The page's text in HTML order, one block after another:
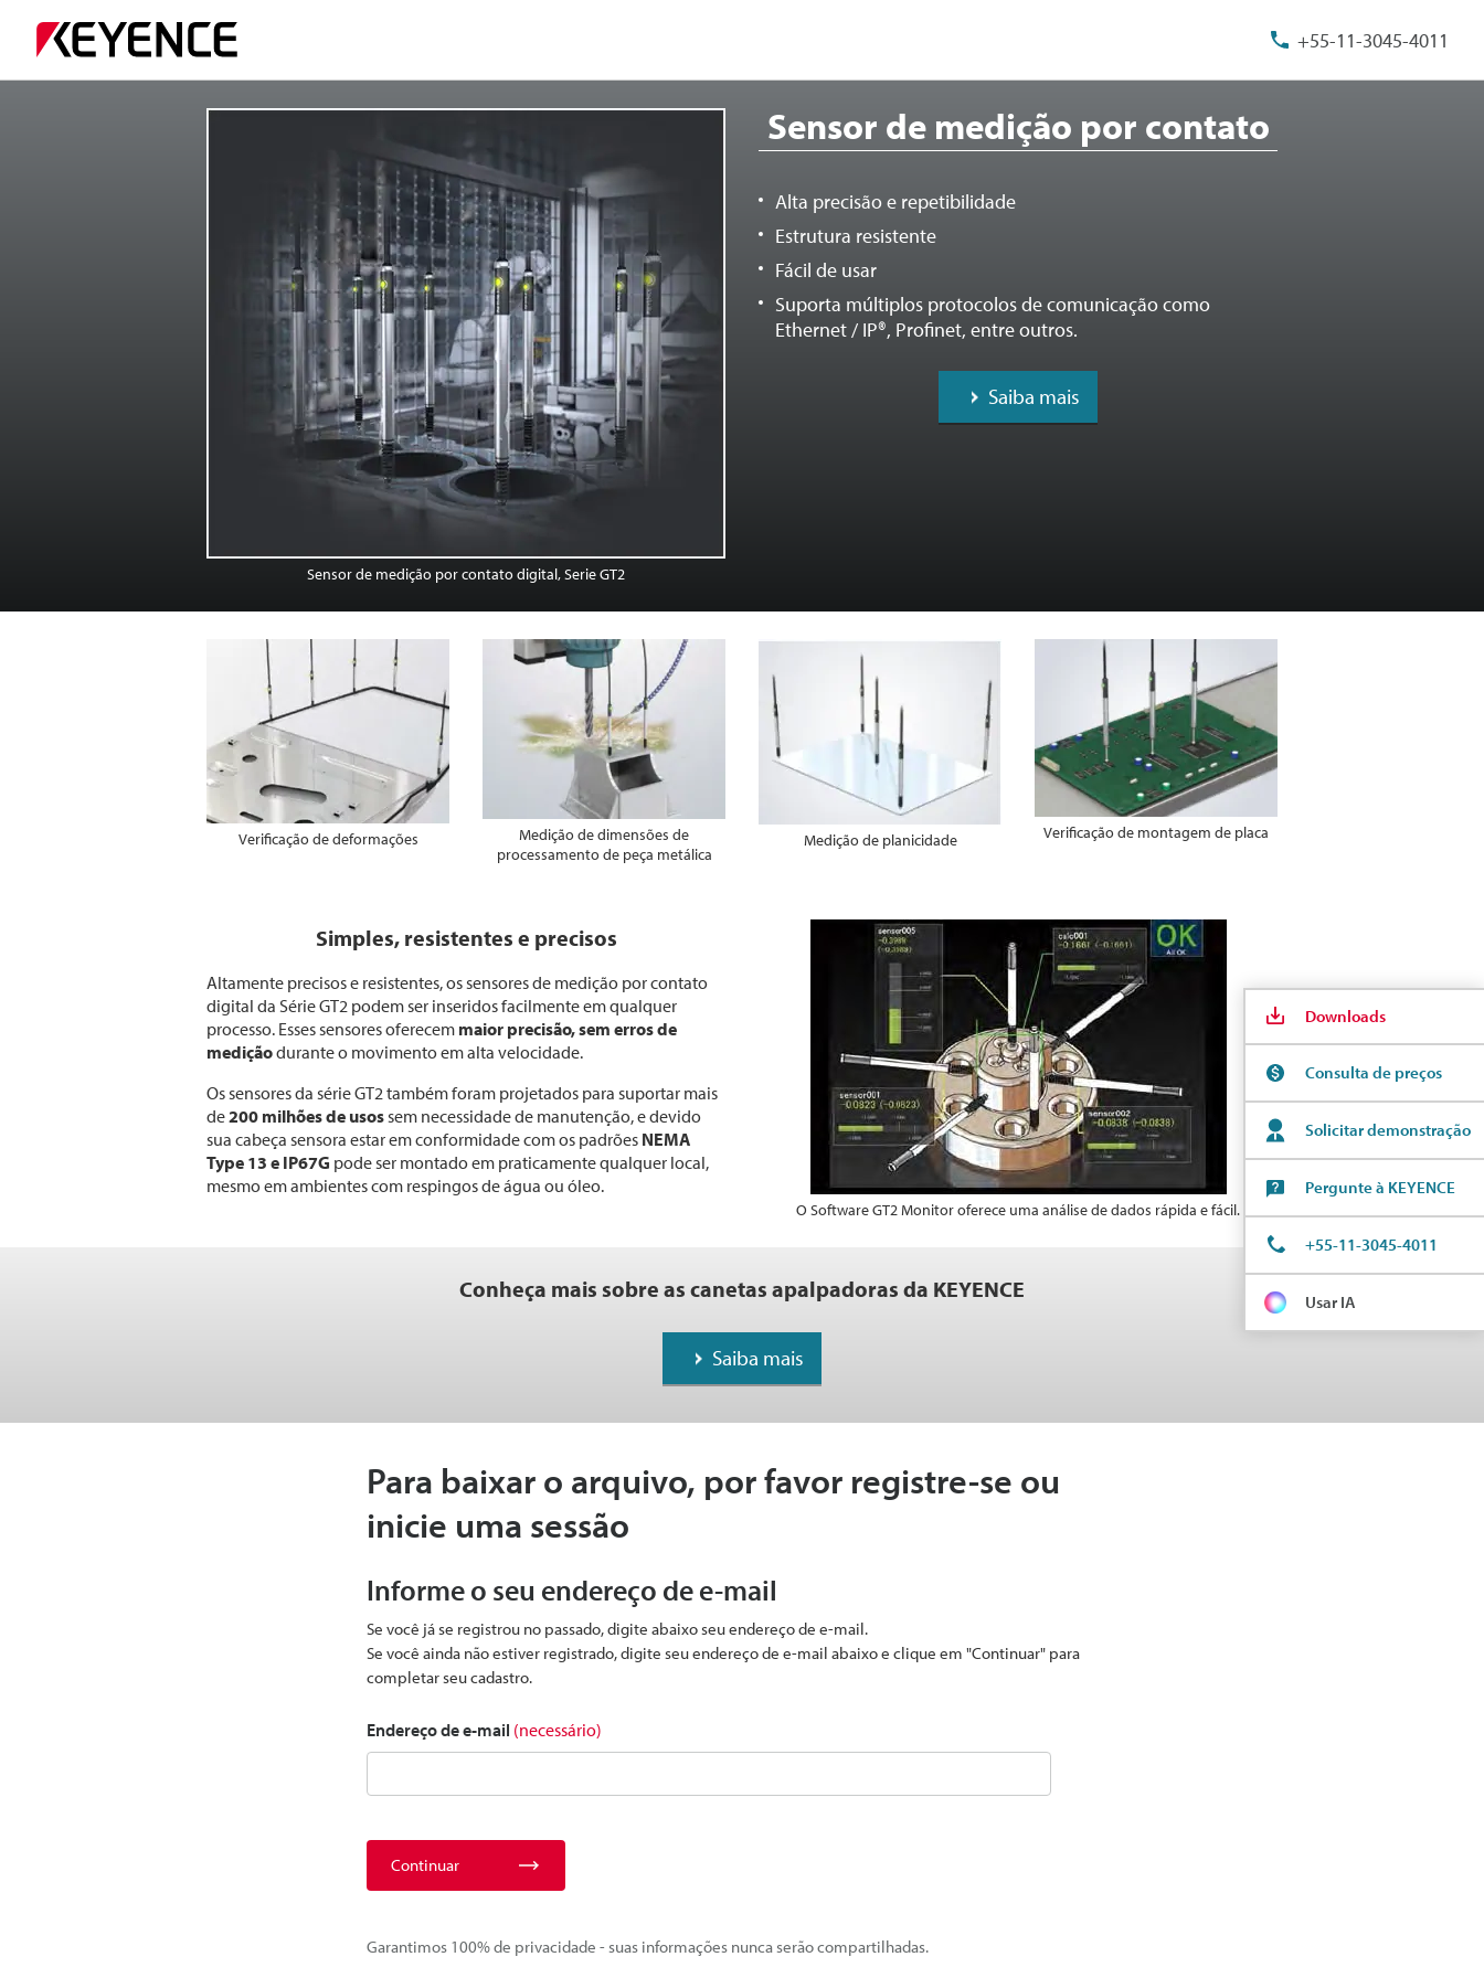
+55-11-3045-4011
Sensor de medição por contato digital, Serie GT2
Sensor de medição por contato
Alta precisão e repetibilidade
Estrutura resistente
Fácil de usar
Suporta múltiplos protocolos de comunicação como
Ethernet / IP®, Profinet, entre outros.
Saiba mais
Verificação de deformações
Medição de dimensões de
processamento de peça metálica
Medição de planicidade Verificação de montagem de placa
Simples, resistentes e precisos
Altamente precisos e resistentes, os sensores de medição por contato
digital da Série GT2 podem ser inseridos facilmente em qualquer
processo. Esses sensores oferecem maior precisão, sem erros de
mediçãodurante o movimento em alta velocidade.
Os sensores da série GT2 também foram projetados para suportar mais
de200 milhões de usossem necessidade de manutenção, e devido
sua cabeça sensora estar em conformidade com os padrões NEMA
Type 13 e IP67G pode ser montado em praticamente qualquer local,
mesmo em ambientes com respingos de água ou óleo.
O Software GT2 Monitor oferece uma análise de dados rápida e fácil.
Conheça mais sobre as canetas apalpadoras da KEYENCE
Saiba mais
Para baixar o arquivo, por favor registre-se ou
inicie uma sessão
Informe o seu endereço de e-mail
Se você já se registrou no passado, digite abaixo seu endereço de e-mail.
Se você ainda não estiver registrado, digite seu endereço de e-mail abaixo e clique em "Continuar" para
completar seu cadastro.
Endereço de e-mail (necessário)
Continuar
Garantimos 100% de privacidade - suas informações nunca serão compartilhadas.
Downloads
Consulta de preços
Solicitar demonstração
Pergunte à KEYENCE
+55-11-3045-4011
Usar IA